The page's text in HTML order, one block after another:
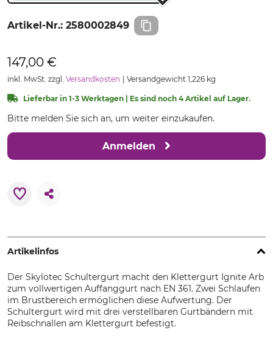
Artikel-Nr.: 2580002849
147,00 €
inkl. MwSt. zzgl. Versandkosten Versandgewicht 1,226 kg
Lieferbar in 1-3 Werktagen | Es sind noch 4 Artikel auf Lager.
Bitte melden Sie sich an, um weiter einzukaufen.
Anmelden
Artikelinfos
Der Skylotec Schultergurt macht den Klettergurt Ignite Arb
zum vollwertigen Auffanggurt nach EN 361. Zwei Schlaufen
im Brustbereich ermöglichen diese Aufwertung. Der
Schultergurt wird mit drei verstellbaren Gurtbändern mit
Reibschnallen am Klettergurt befestigt.